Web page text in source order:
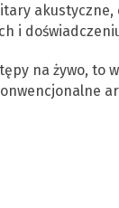
akustyczne,
i
na żywo, to